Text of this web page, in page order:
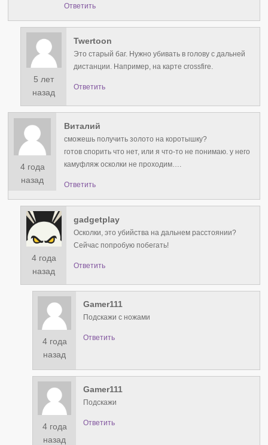
Ответить
5 лет
назад
Twertoon
Это старый баг. Нужно убивать в голову с дальней
дистанции. Например, на карте crossfire.
Ответить
4 года
назад
Виталий
сможешь получить золото на коротышку?
готов спорить что нет, или я что-то не понимаю. у него
камуфляж осколки не проходим….
Ответить
4 года
назад
gadgetplay
Осколки, это убийства на дальнем расстоянии?
Сейчас попробую побегать!
Ответить
4 года
назад
Gamer111
Подскажи с ножами
Ответить
4 года
назад
Gamer111
Подскажи
Ответить